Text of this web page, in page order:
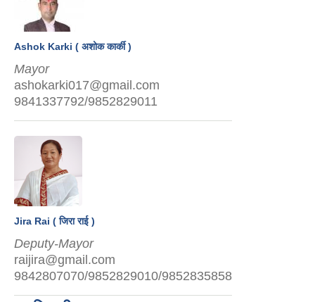
Ashok Karki ( अशोक कार्की )
Mayor
ashokarki017@gmail.com
9841337792/9852829011
Jira Rai ( जिरा राई )
Deputy-Mayor
raijira@gmail.com
9842807070/9852829010/9852835858